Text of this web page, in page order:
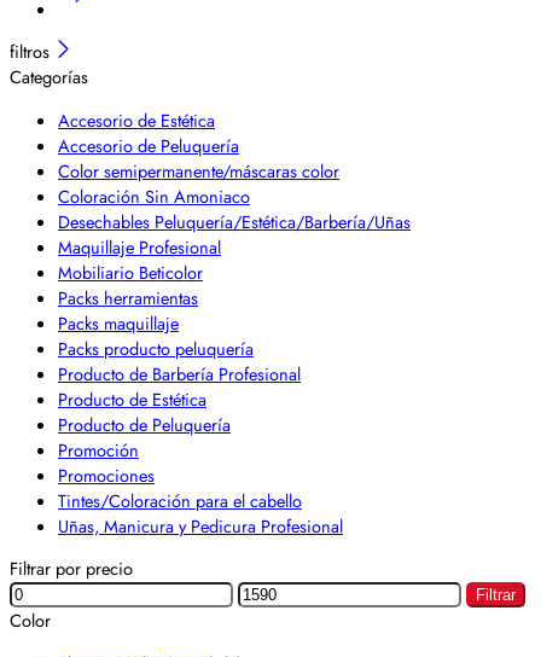
filtros
Categorías
Accesorio de Estética
Accesorio de Peluquería
Color semipermanente/máscaras color
Coloración Sin Amoniaco
Desechables Peluquería/Estética/Barbería/Uñas
Maquillaje Profesional
Mobiliario Beticolor
Packs herramientas
Packs maquillaje
Packs producto peluquería
Producto de Barbería Profesional
Producto de Estética
Producto de Peluquería
Promoción
Promociones
Tintes/Coloración para el cabello
Uñas, Manicura y Pedicura Profesional
Filtrar por precio
Filtrar
Color